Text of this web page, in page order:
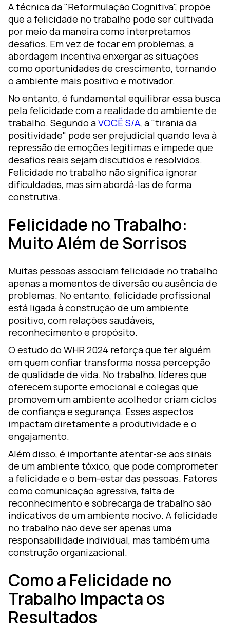
A técnica da "Reformulação Cognitiva", propõe
que a felicidade no trabalho pode ser cultivada
por meio da maneira como interpretamos
desafios. Em vez de focar em problemas, a
abordagem incentiva enxergar as situações
como oportunidades de crescimento, tornando
o ambiente mais positivo e motivador.
No entanto, é fundamental equilibrar essa busca
pela felicidade com a realidade do ambiente de
trabalho. Segundo aVOCÊ S/A, a "tirania da
positividade" pode ser prejudicial quando leva à
repressão de emoções legítimas e impede que
desafios reais sejam discutidos e resolvidos.
Felicidade no trabalho não significa ignorar
dificuldades, mas sim abordá-las de forma
construtiva.
Felicidade no Trabalho:
Muito Além de Sorrisos
Muitas pessoas associam felicidade no trabalho
apenas a momentos de diversão ou ausência de
problemas. No entanto, felicidade profissional
está ligada à construção de um ambiente
positivo, com relações saudáveis,
reconhecimento e propósito.
O estudo do WHR 2024 reforça que ter alguém
em quem confiar transforma nossa percepção
de qualidade de vida. No trabalho, líderes que
oferecem suporte emocional e colegas que
promovem um ambiente acolhedor criam ciclos
de confiança e segurança. Esses aspectos
impactam diretamente a produtividade e o
engajamento.
Além disso, é importante atentar-se aos sinais
de um ambiente tóxico, que pode comprometer
a felicidade e o bem-estar das pessoas. Fatores
como comunicação agressiva, falta de
reconhecimento e sobrecarga de trabalho são
indicativos de um ambiente nocivo. A felicidade
no trabalho não deve ser apenas uma
responsabilidade individual, mas também uma
construção organizacional.
Como a Felicidade no
Trabalho Impacta os
Resultados